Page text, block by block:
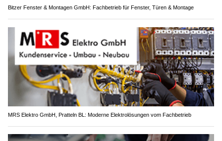
Bitzer Fenster & Montagen GmbH: Fachbetrieb für Fenster, Türen & Montage
MRS Elektro GmbH, Pratteln BL: Moderne Elektrolösungen vom Fachbetrieb